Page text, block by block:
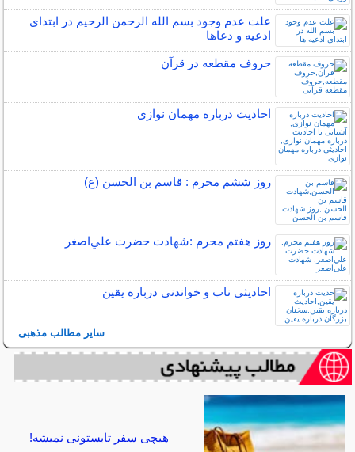
علت عدم وجود بسم الله الرحمن الرحیم در ابتدای
ادعیه و دعاها
حروف مقطعه در قرآن
احادیث درباره مهمان نوازی
روز ششم محرم : قاسم بن الحسن (ع)
روز هفتم محرم :شهادت حضرت علي‌اصغر
احادیثی ناب و خواندنی درباره یقین
سایر مطالب مذهبی
هیچی سفر تابستونی نمیشه!